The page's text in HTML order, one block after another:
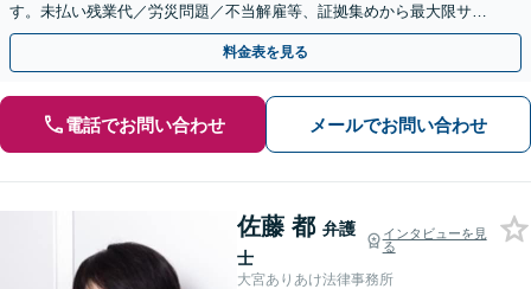
す。未払い残業代／労災問題／不当解雇等、証拠集めから最大限サポ
ート。企業側のご相談もお任せ【完全個室】【大宮駅3分】
料金表を見る
電話でお問い合わせ メールでお問い合わせ
佐藤 都 弁護
士
インタビューを見
る
大宮ありあけ法律事務所